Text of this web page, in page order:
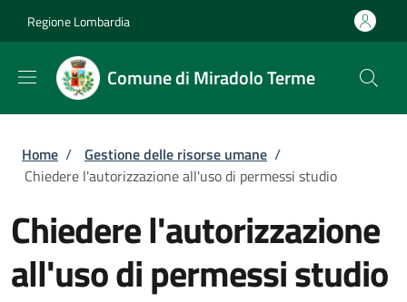
Regione Lombardia
Comune di Miradolo Terme
Briciole di pane
Home / Gestione delle risorse umane /
Chiedere l'autorizzazione all'uso di permessi studio
Chiedere l'autorizzazione
all'uso di permessi studio